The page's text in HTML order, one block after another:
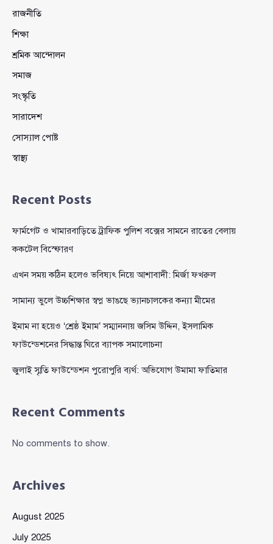
রাজনীতি
শিক্ষা
শ্রমিক আন্দোলন
সমাজ
সংস্কৃতি
সারাদেশ
সোস্যাল পোষ্ট
স্বাস্থ্য
Recent Posts
ফার্মগেট ও খামারবাড়িতে ট্রাফিক পুলিশ বক্সের সামনে রাতের বেলায়
ককটেল বিস্ফোরণ
এখন সময় কঠিন হলেও ভবিষ্যৎ নিয়ে আশাবাদী: মির্জা ফখরুল
সামান্য ভুলে উচ্চশিক্ষার স্বপ্ন ভাঙছে ভ্যানচালকের কন্যা মীমের
ইমাম না হয়েও ‘শ্রেষ্ঠ ইমাম’ সম্মাননায় জসিম উদ্দিন, ইসলামিক
ফাউন্ডেশনের সিদ্ধান্ত ঘিরে ব্যাপক সমালোচনা
জুলাই স্মৃতি ফাউন্ডেশন পুরোপুরি ব্যর্থ: অভিযোগ উমামা ফাতিমার
Recent Comments
No comments to show.
Archives
August 2025
July 2025